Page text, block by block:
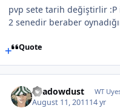
pvp sete tarih değiştirlir :P
2 senedir beraber
Quote
Shadowdust WT
August 11, 201114 yr